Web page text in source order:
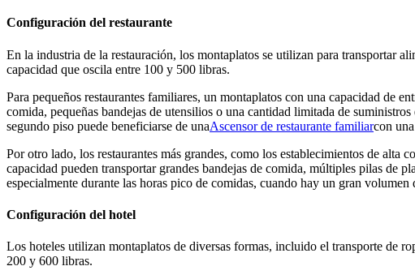
Configuración del restaurante
En la industria de la restauración, los montaplatos se utilizan para transportar
capacidad que oscila entre 100 y 500 libras.
Para pequeños restaurantes familiares, un montaplatos con una capacidad de
comida, pequeñas bandejas de utensilios o una cantidad limitada de
segundo piso puede beneficiarse de unaAscensor de restaurante familiarcon
Por otro lado, los restaurantes más grandes, como los establecimientos de alta
capacidad pueden transportar grandes bandejas de comida, múltiples pilas de
especialmente durante las horas pico de comidas, cuando hay un gran
Configuración del hotel
Los hoteles utilizan montaplatos de diversas formas, incluido el transporte de
200 y 600 libras.